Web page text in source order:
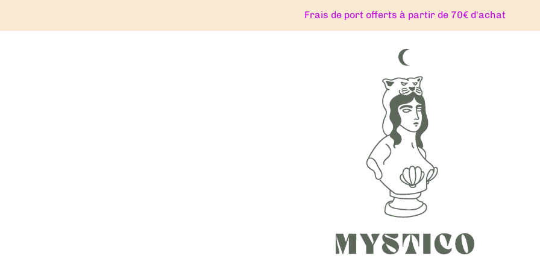
contenu
Frais de port offerts à partir de 70€ d'achat